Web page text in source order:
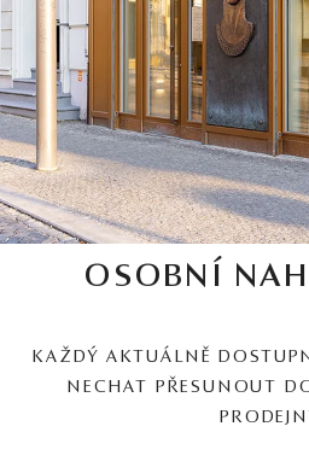
OSOBNÍ
KAŽDÝ AKTUÁLNĚ
NECHAT PŘESUNOUT